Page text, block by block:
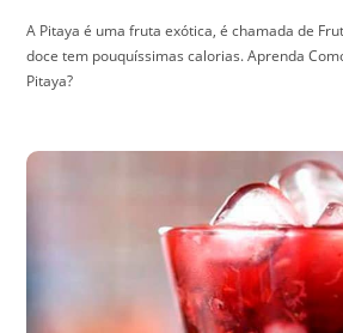
A Pitaya é uma fruta exótica, é chamada de
doce tem pouquíssimas calorias. Aprenda
Pitaya?